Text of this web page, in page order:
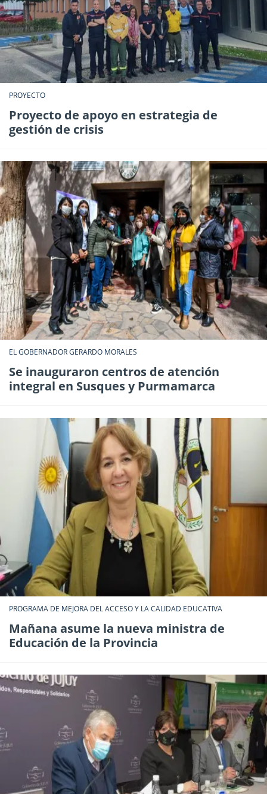
PROYECTO
Proyecto de apoyo en estrategia de
gestión de crisis
EL GOBERNADOR GERARDO MORALES
Se inauguraron centros de atención
integral en Susques y Purmamarca
PROGRAMA DE MEJORA DEL ACCESO Y LA CALIDAD EDUCATIVA
Mañana asume la nueva ministra de
Educación de la Provincia